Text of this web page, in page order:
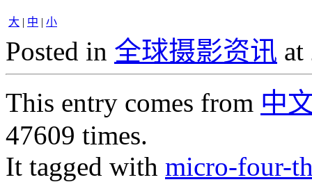
大 | 中 | 小
Posted in 全球摄影资讯 at
This entry comes from 中
47609 times.
It tagged with micro-four-